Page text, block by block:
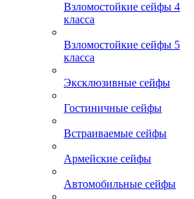
Взломостойкие сейфы 4
класса
Взломостойкие сейфы 5
класса
Эксклюзивные сейфы
Гостиничные сейфы
Встраиваемые сейфы
Армейские сейфы
Автомобильные сейфы